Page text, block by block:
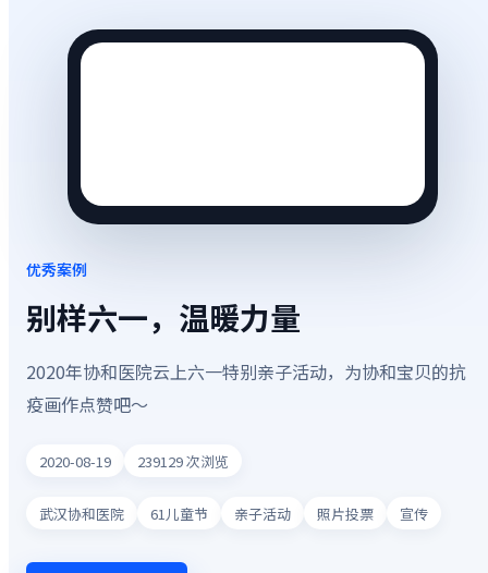
优秀案例
别样六一，温暖力量
2020年协和医院云上六一特别亲子活动，为协和宝贝的抗
疫画作点赞吧～
2020-08-19 239129次浏览
武汉协和医院 61儿童节 亲子活动 照片投票 宣传